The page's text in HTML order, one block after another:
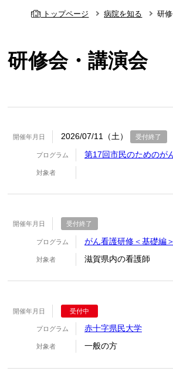
トップページ 病院を知る 研
研修会・講演会
開催年月日 2026/07/11（土） 受付終了
プログラム 第17回市民のためのが
対象者
開催年月日 受付終了
プログラム がん看護研修＜基礎編＞
対象者 滋賀県内の看護師
開催年月日 受付中
プログラム 赤十字県民大学
対象者 一般の方